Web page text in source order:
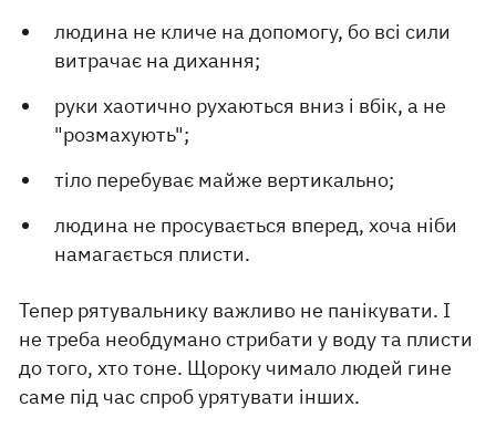
людина не кличе на допомогу, бо всі сили
витрачає на дихання;
руки хаотично рухаються вниз і вбік, а не
"розмахують";
тіло перебуває майже вертикально;
людина не просувається вперед, хоча ніби
намагається плисти.
Тепер рятувальнику важливо не панікувати. І
не треба необдумано стрибати у воду та плисти
до того, хто тоне. Щороку чимало людей гине
саме під час спроб урятувати інших.